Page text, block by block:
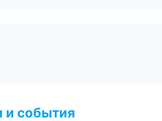
и события